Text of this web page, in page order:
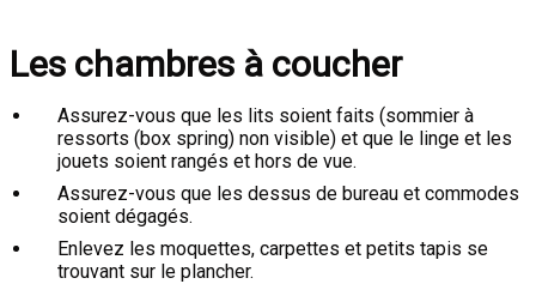
Les chambres à coucher
Assurez-vous que les lits soient faits (sommier à
ressorts (box spring) non visible) et que le linge et les
jouets soient rangés et hors de vue.
Assurez-vous que les dessus de bureau et commodes
soient dégagés.
Enlevez les moquettes, carpettes et petits tapis se
trouvant sur le plancher.